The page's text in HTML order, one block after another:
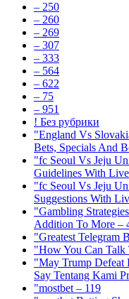
– 250
– 260
– 269
– 307
– 333
– 564
– 622
– 75
– 951
! Без рубрики
"England Vs
Bets, Specials And
"fc Seoul Vs Jeju
Guidelines With
"fc Seoul Vs Jeju
Suggestions With
"Gambling
Addition To More –
"Greatest Telegram
"How You Can Talk
"May Trump Defeat
Say Tentang Kami
"mostbet – 119